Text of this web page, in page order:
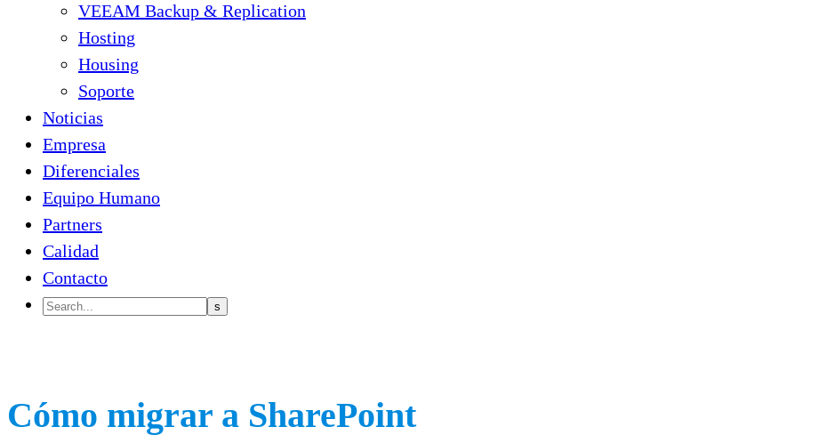
VEEAM Backup & Replication
Hosting
Housing
Soporte
Noticias
Empresa
Diferenciales
Equipo Humano
Partners
Calidad
Contacto
Cómo migrar a SharePoint